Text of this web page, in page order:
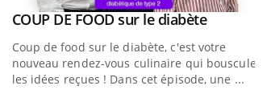
Youtube
COUP DE FOOD sur le diabèteYoutube
Coup de food sur le diabète, c'est votre
nouveau rendez-vous culinaire qui bouscule
les idées reçues ! Dans cet épisode, une ...
Youtube
Quand l’entreprise mise sur le bien
"Les rendez-vous de la santé et de la qualité
de vie au travail" de Pourquoi Docteur